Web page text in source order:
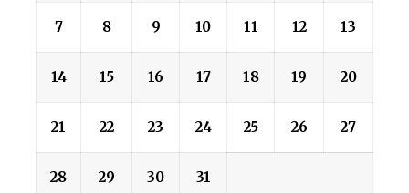
7 8 9 10 11 12 13
14 15 16 17 18 19 20
21 22 23 24 25 26 27
28 29 30 31